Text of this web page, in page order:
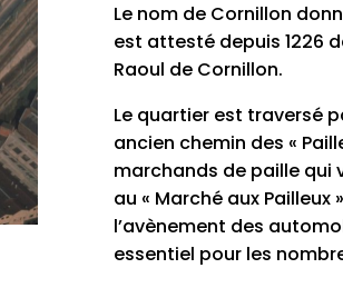
Le nom de Cornillon
est attesté depuis 1226
Raoul de Cornillon.
Le quartier est traversé
ancien chemin des «
marchands de paille qui
au « Marché aux Pailleux
l’avènement des
essentiel pour les